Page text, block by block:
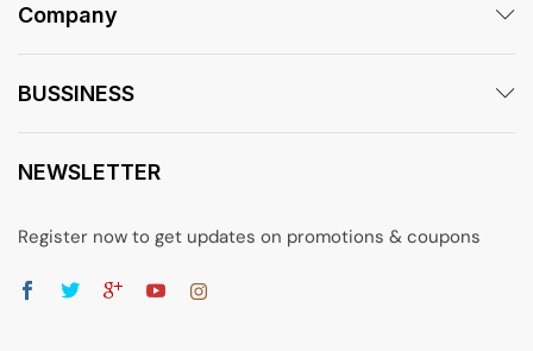
Company
BUSSINESS
NEWSLETTER
Register now to get updates on promotions & coupons